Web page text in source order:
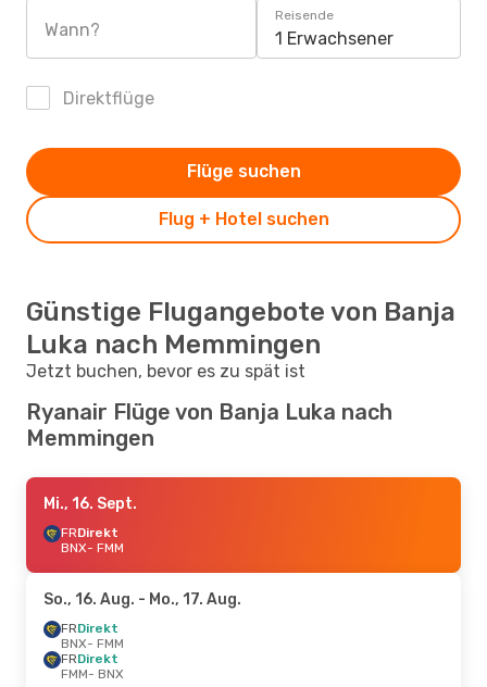
Wann?
Reisende
1 Erwachsener
Direktflüge
Flug + Hotel suchen
Flüge suchen
Günstige Flugangebote von Banja
Luka nach Memmingen
Jetzt buchen, bevor es zu spät ist
Ryanair Flüge von Banja Luka nach
Memmingen
Mi., 16. Sept.
FRDirekt
BNX- FMM
So., 16. Aug. - Mo., 17. Aug.
FRDirekt
BNX- FMM
FRDirekt
FMM- BNX